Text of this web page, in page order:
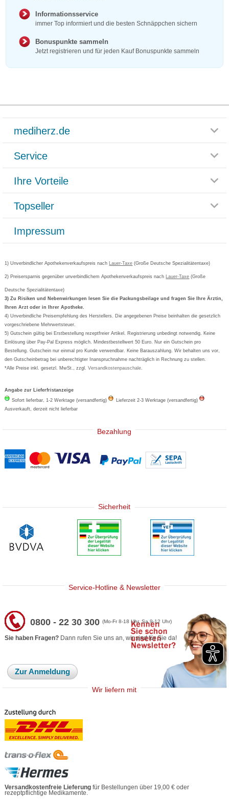
Informationsservice
immer Top informiert und die besten Schnäppchen sichern
Bonuspunkte sammeln
Jetzt registrieren und für jeden Kauf Bonuspunkte sammeln
mediherz.de
Glossar
Häufig gestellte Fragen
Datenschutz
AGB
Cookie-Einstellungen
Vertrag widerrufen
Service
Rücksendemöglichkeit
Paketlieferstatus
Versandkosten
Bestellschein ausfüllen
Newsletteranmeldung
Ihre Vorteile
Rezeptlieferung
Bonusprogramm
Gutschein und Rabatte
Kundenbewertung
Topseller
Grippostad
Bepanthen
Formoline
Wick
Eucerin
Basica
Impressum
1) Unverbindlicher Apothekenverkaufspreis nach Lauer-Taxe (Große Deutsche Spezialitätentaxe)
2) Preisersparnis gegenüber unverbindlichem Apothekenverkaufspreis nach Lauer-Taxe (Große
Deutsche Spezialitätentaxe)
3) Zu Risiken und Nebenwirkungen lesen Sie die Packungsbeilage und fragen Sie Ihre Ärztin,
Ihren Arzt oder in Ihrer Apotheke.
4) Unverbindliche Preisempfehlung des Herstellers. Die angegebenen Preise beinhalten die gesetzlich
vorgeschriebene Mehrwertsteuer.
5) Gutschein gültig bei Erstbestellung rezeptfreier Artikel. Registrierung unbedingt notwendig. Keine
Einlösung über Pay-Pal Express möglich. Mindestbestellwert 50 Euro. Nur ein Gutschein pro
Bestellung. Gutschein nur einmal pro Kunde verwendbar. Keine Barauszahlung. Wir behalten uns vor,
den Gutscheinbetrag bei unberechtigter Inanspruchnahme nachträglich in Rechnung zu stellen.
*Alle Preise inkl. gesetzl. MwSt., zzgl.Versandkostenpauschale
Angabe zur Lieferfristanzeige
Sofort lieferbar, 1-2 Werktage (versandfertig)
Lieferzeit 2-3 Werktage (versandfertig)
Ausverkauft, derzeit nicht lieferbar
Bezahlung
Sicherheit
Service-Hotline & Newsletter
0800 - 22 30 300(Mo-Fr 8-18 Uhr, Sa 9-12 Uhr)
Sie haben Fragen? Dann rufen Sie uns an, wir sind für Sie da!
Zur Anmeldung
Wir liefern mit
Versandkostenfreie Lieferung für Bestellungen über 19,00 € oder
rezeptpflichtige Medikamente.